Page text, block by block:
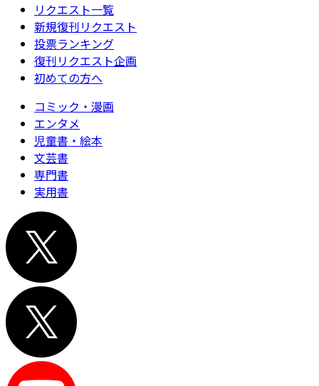
リクエスト一覧
新規復刊リクエスト
投票ランキング
復刊リクエスト企画
初めての方へ
コミック・漫画
エンタメ
児童書・絵本
文芸書
専門書
実用書